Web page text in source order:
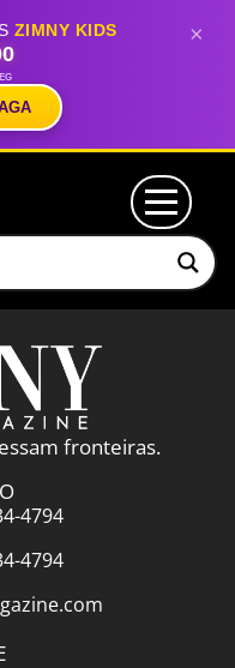
ZIMNY KIDS ×
fronteiras.
4794
4794